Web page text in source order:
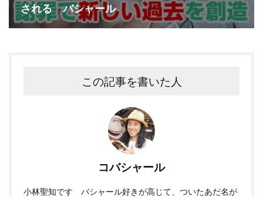
される バシャール
この記事を書いた人
コバシャール
小林聖知です バシャール好きが高じて、ついたあだ名が